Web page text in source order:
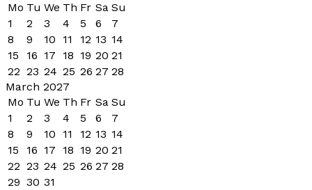
Mo Tu We Th Fr Sa Su
1
2 3 4 5 6
7
8
9 10 11 12 13 14
15
16 17 18 19 20 21
22 23 24 25 26 27 28
March 2027
Mo Tu We Th Fr Sa Su
1
2 3 4 5 6
7
8
9 10 11 12 13 14
15
16 17 18 19 20 21
22 23 24 25 26 27 28
29 30 31